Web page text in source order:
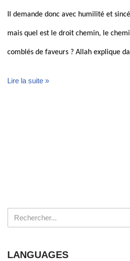
Il demande donc avec humilité et
mais quel est le droit chemin, le
comblés de faveurs ? Allah explique
Lire la suite »
LANGUAGES